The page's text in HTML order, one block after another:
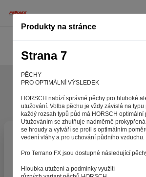
Produkty na stránce
Strana 7
PĚCHY
PRO OPTIMÁLNÍ VÝSLEDEK
HORSCH nabízí správné pěchy pro hluboké
utužování. Volba pěchu je vždy závislá na typu
každý rozsah typů půd má HORSCH optimální
Utužováním se zhutňuje nadměrně
se hroudy a vytváří se proil s optimálním
vedení vláhy a pro uchování půdního vzduchu.
Pro Terrano FX jsou dostupné následující
Hloubka utužení a podmínky využití
Aby web fungoval tak, jak ho
zážitkem. Abyste na našich stránkách